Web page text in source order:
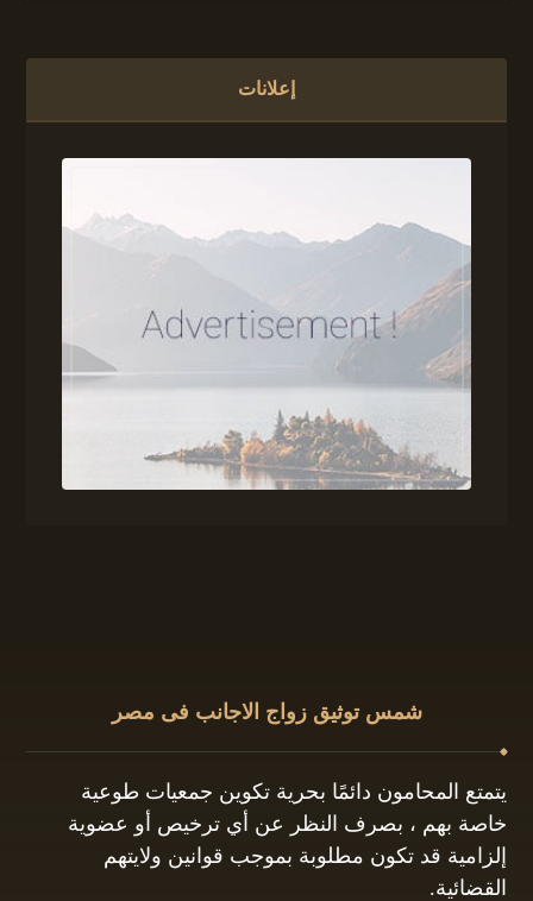
إعلانات
شمس توثيق زواج الاجانب فى مصر
يتمتع المحامون دائمًا بحرية تكوين جمعيات طوعية
خاصة بهم ، بصرف النظر عن أي ترخيص أو عضوية
إلزامية قد تكون مطلوبة بموجب قوانين ولايتهم
القضائية.